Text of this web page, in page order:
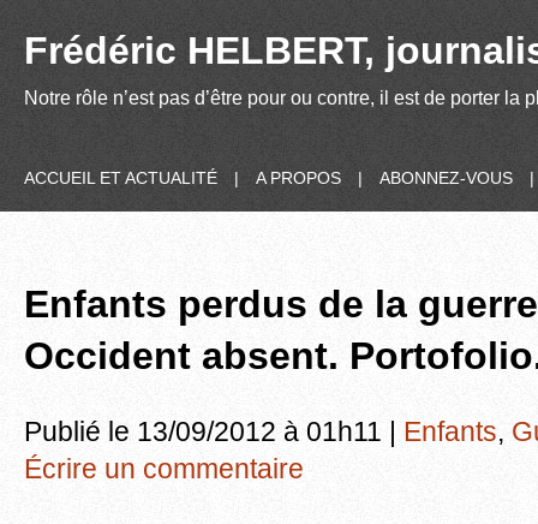
Frédéric HELBERT,
Notre rôle n’est pas d’être pour ou contre, il est de porter
ACCUEIL ET ACTUALITÉ | A PROPOS | ABONNEZ-VOUS |
Enfants perdus de la
Occident absent.
Publié le 13/09/2012 à 01h11 | Enfants,
Écrire un commentaire